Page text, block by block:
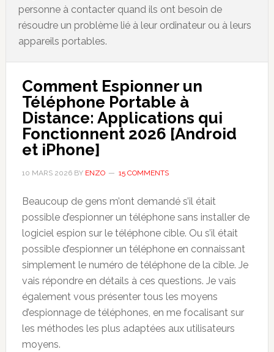
personne à contacter quand ils ont besoin de
résoudre un problème lié à leur ordinateur ou à leurs
appareils portables.
Comment Espionner un
Téléphone Portable à
Distance: Applications qui
Fonctionnent 2026 [Android
et iPhone]
10 MARS 2026BY ENZO 15 COMMENTS
Beaucoup de gens m’ont demandé s’il était
possible d’espionner un téléphone sans installer de
logiciel espion sur le téléphone cible. Ou s’il était
possible d’espionner un téléphone en connaissant
simplement le numéro de téléphone de la cible. Je
vais répondre en détails à ces questions. Je vais
également vous présenter tous les moyens
d’espionnage de téléphones, en me focalisant sur
les méthodes les plus adaptées aux utilisateurs
moyens.